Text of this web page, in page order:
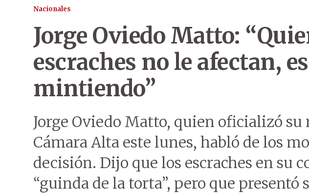
Nacionales
Jorge Oviedo Matto:
escraches no le afectan,
mintiendo”
Jorge Oviedo Matto, quien oficializó su
Cámara Alta este lunes, habló de los
decisión. Dijo que los escraches en su
“guinda de la torta”, pero que presentó